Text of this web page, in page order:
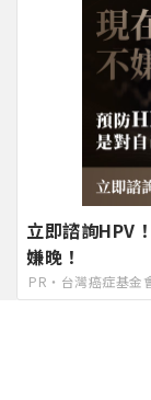
立即諮詢HPV
嫌晚！
PR・台灣癌症基金